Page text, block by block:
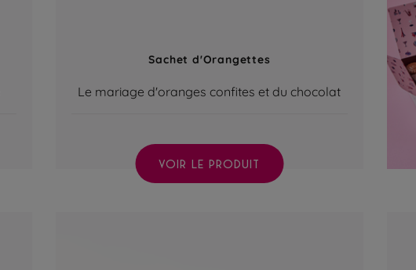
Sachet d'Orangettes
Le mariage d'oranges confites et du chocolat
VOIR LE PRODUIT